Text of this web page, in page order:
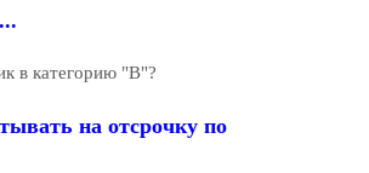
в категорию "В"?
на отсрочку по